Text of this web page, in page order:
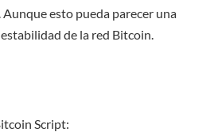
esto pueda parecer una
de la red Bitcoin.
Script: